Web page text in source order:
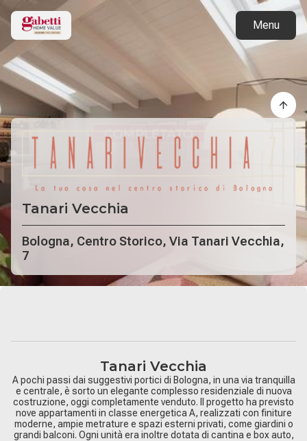
Menu
Torna ai progetti
Tanari Vecchia
Bologna, Centro Storico, Via Tanari Vecchia,
7
Tanari Vecchia
A pochi passi dai suggestivi portici di Bologna, in una via tranquilla
e centrale, è sorto un elegante complesso residenziale di nuova
costruzione, oggi completamente venduto. Il progetto ha previsto
nove appartamenti in classe energetica A, realizzati con finiture
moderne, ampie metrature e spazi esterni privati, come giardini o
grandi balconi. Ogni unità era inoltre dotata di cantina e box auto,